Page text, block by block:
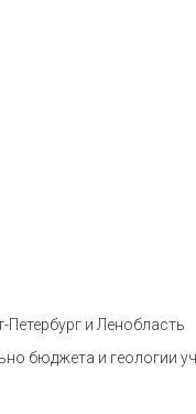
и Ленобласть
бюджета и геологии